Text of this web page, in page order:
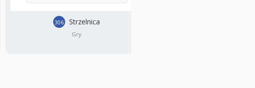
306 Strzelnica
Gry